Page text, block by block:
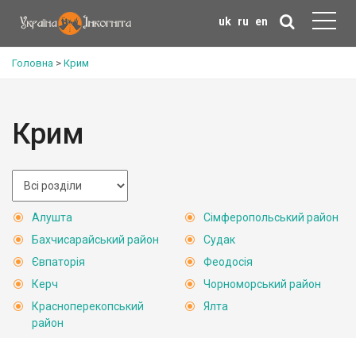
uk ru en
Головна > Крим
Крим
Алушта
Бахчисарайський район
Євпаторія
Керч
Красноперекопський
район
Сімферопольський район
Судак
Феодосія
Чорноморський район
Ялта